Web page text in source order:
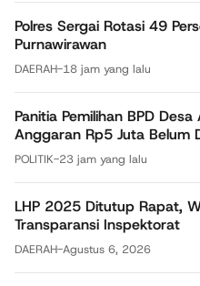
Polres Sergai Rotasi 49
Purnawirawan
DAERAH-18 jam yang lalu
Panitia Pemilihan BPD
Anggaran Rp5 Juta Belum
POLITIK-23 jam yang lalu
LHP 2025 Ditutup Rapat,
Transparansi Inspektorat
DAERAH-Agustus 6, 2026